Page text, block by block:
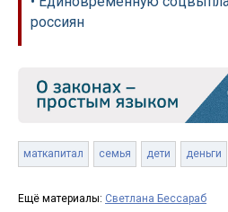
россиян
маткапитал семья дети деньги
Ещё материалы: Светлана Бессараб